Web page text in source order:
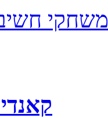
משחקי